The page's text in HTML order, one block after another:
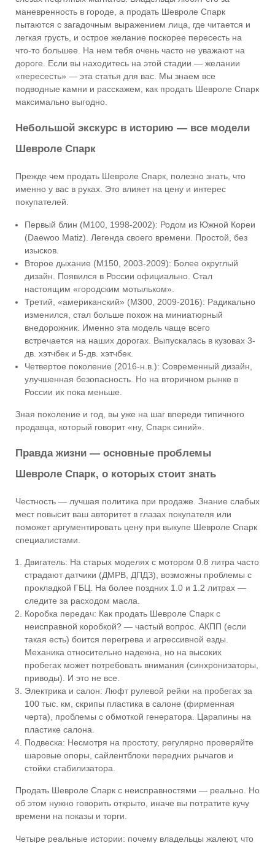
маневренность в городе, а продать Шевроле Спарк
пытаются с загадочным выражением лица, где читается и
легкая грусть, и острое желание поскорее пересесть на
что-то большее. На нем тебя очень часто не уважают на
дороге. Если вы находитесь на этой стадии — желании
«пересесть» — эта статья для вас. Мы знаем все
подводные камни и расскажем, как продать Шевроле Спарк
максимально выгодно.
Небольшой экскурс в историю — все модели
Шевроле Спарк
Прежде чем продать Шевроле Спарк, полезно знать, что
именно у вас в руках. Это влияет на цену и интерес
покупателей.
Первый блин (M100, 1998-2002): Родом из Южной Кореи
(Daewoo Matiz). Легенда своего времени. Простой, без
изысков.
Второе дыхание (M150, 2003-2009): Более округлый
дизайн. Появился в России официально. Стал
настоящим «городским мотыльком».
Третий, «американский» (M300, 2009-2016): Радикально
изменился, стал больше похож на миниатюрный
внедорожник. Именно эта модель чаще всего
встречается на наших дорогах. Выпускалась в кузовах 3-
дв. хэтчбек и 5-дв. хэтчбек.
Четвертое поколение (2016-н.в.): Современный дизайн,
улучшенная безопасность. Но на вторичном рынке в
России их пока меньше.
Зная поколение и год, вы уже на шаг впереди типичного
продавца, который говорит «ну, Спарк синий».
Правда жизни — основные проблемы
Шевроле Спарк, о которых стоит знать
Честность — лучшая политика при продаже. Знание слабых
мест повысит ваш авторитет в глазах покупателя или
поможет аргументировать цену при выкупе Шевроле Спарк
специалистами.
Двигатель: На старых моделях с мотором 0.8 литра часто
страдают датчики (ДМРВ, ДПДЗ), возможны проблемы с
прокладкой ГБЦ. На более поздних 1.0 и 1.2 литрах —
следите за расходом масла.
Коробка передач: Как продать Шевроле Спарк с
неисправной коробкой? — частый вопрос. АКПП (если
такая есть) боится перегрева и агрессивной езды.
Механика относительно надежна, но на высоких
пробегах может потребовать внимания (синхронизаторы,
приводы). И это не все.
Электрика и салон: Люфт рулевой рейки на пробегах за
100 тыс. км, скрипы пластика в салоне (фирменная
черта), проблемы с обмоткой генератора. Царапины на
пластике салона.
Подвеска: Несмотря на простоту, регулярно проверяйте
шаровые опоры, сайлентблоки передних рычагов и
стойки стабилизатора.
Продать Шевроле Спарк с неисправностями — реально. Но
об этом нужно говорить открыто, иначе вы потратите кучу
времени на показы и торги.
Четыре реальные истории: почему владельцы жалеют, что